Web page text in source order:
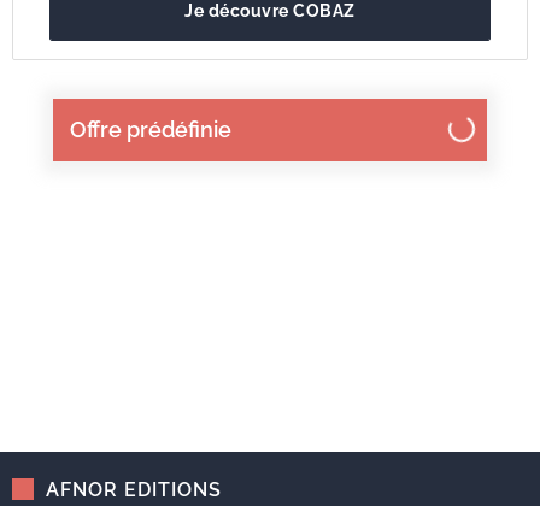
Offre prédéfinie
Je découvre COBAZ
AFNOR EDITIONS